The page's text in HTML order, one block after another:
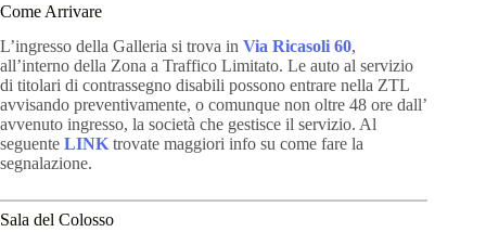
Come Arrivare
L’ingresso della Galleria si trova in Via Ricasoli 60,
all’interno della Zona a Traffico Limitato. Le auto al servizio
di titolari di contrassegno disabili possono entrare nella ZTL
avvisando preventivamente, o comunque non oltre 48 ore dall’
avvenuto ingresso, la società che gestisce il servizio. Al
seguente LINKtrovate maggiori info su come fare la
segnalazione.
Sala del Colosso